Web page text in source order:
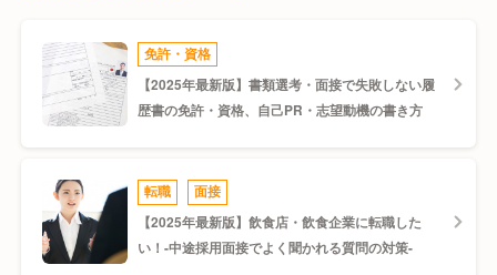
アップを目指す方、新しい挑戦をしたい方、理想の労働環境を探している方
など、あらゆるニーズに対応した求人情報を提供しています。
FoodsLaboで、あなたの理想の飲食店キャリアを見つけましょう。今すぐ
登録して、新しい可能性を探ってみましょう。
登録するだけで届く魅力的な求人
FoodsLaboの特徴の一つが、独自のスカウト機能です。このスカウトを活
用することで、あなたの理想の転職をより早く、
免許・資格
【2025年最新版】書類選考・面接で失敗しない履
歴書の免許・資格、自己PR・志望動機の書き方
転職
面接
【2025年最新版】飲食店・飲食企業に転職した
い！-中途採用面接でよく聞かれる質問の対策-